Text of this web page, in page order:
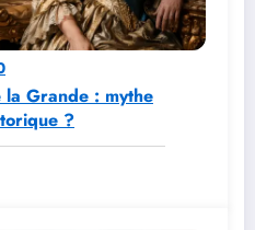
Grande : mythe
?